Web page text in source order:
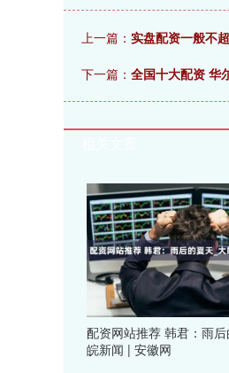
上一篇： 实盘配资一般不
下一篇： 全国十大配资 华
配资网站推荐 韩君：雨
皖新闻 | 安徽网